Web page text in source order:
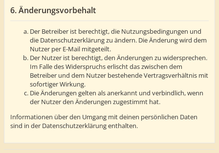
6. Änderungsvorbehalt
Der Betreiber ist berechtigt, die Nutzungsbedingungen und
die Datenschutzerklärung zu ändern. Die Änderung wird dem
Nutzer per E-Mail mitgeteilt.
Der Nutzer ist berechtigt, den Änderungen zu widersprechen.
Im Falle des Widerspruchs erlischt das zwischen dem
Betreiber und dem Nutzer bestehende Vertragsverhältnis mit
sofortiger Wirkung.
Die Änderungen gelten als anerkannt und verbindlich, wenn
der Nutzer den Änderungen zugestimmt hat.
Informationen über den Umgang mit deinen persönlichen Daten
sind in der Datenschutzerklärung enthalten.